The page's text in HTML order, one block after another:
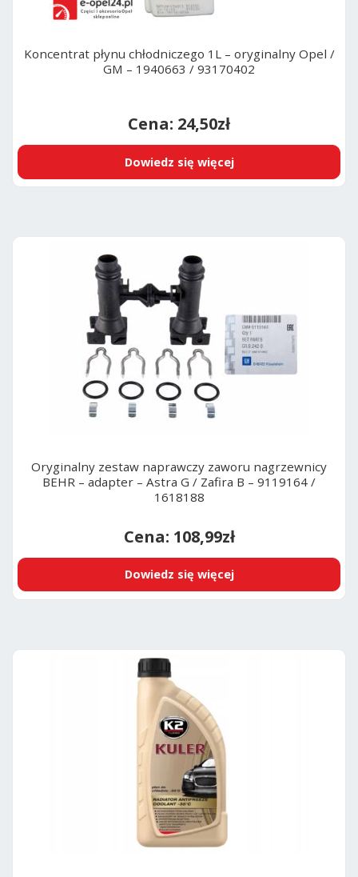
Koncentrat płynu chłodniczego 1L – oryginalny Opel /
GM – 1940663 / 93170402
24,50zł
Dowiedz się więcej
Oryginalny zestaw naprawczy zaworu nagrzewnicy
BEHR – adapter – Astra G / Zafira B – 9119164 /
1618188
108,99zł
Dowiedz się więcej